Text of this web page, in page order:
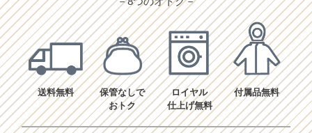
送料無料
保管なしで
おトク
ロイヤル
仕上げ無料
付属品無料